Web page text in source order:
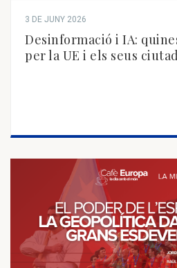
3 DE JUNY 2026
Desinformació i IA:
per la UE i els seus